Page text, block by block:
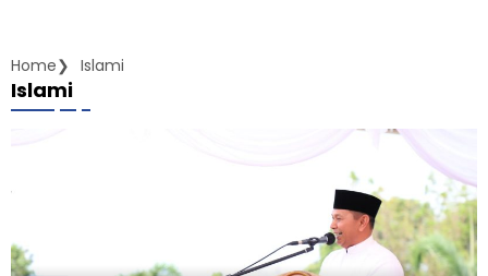
Home Islami
Islami